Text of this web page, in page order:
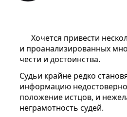
Хочется привести
и проанализированных
чести и достоинства.
Судьи крайне редко
информацию
положение истцов, и
неграмотность судей.